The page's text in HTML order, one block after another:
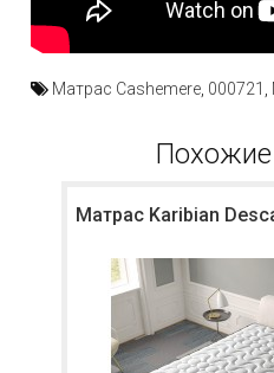
Матрас Cashemere, 000721 ,
Матрас Karibian